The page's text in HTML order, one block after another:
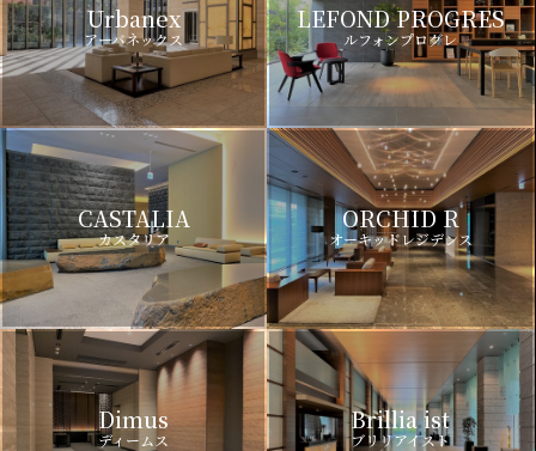
Urbanex
アーバネックス
LEFOND PROGRES
ルフォンプログレ
CASTALIA
カスタリア
ORCHID R
オーキッドレジデンス
Dimus
ディームス
Brillia ist
ブリリアイスト